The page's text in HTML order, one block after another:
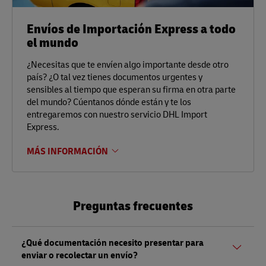
Envíos de Importación Express a todo
el mundo
¿Necesitas que te envíen algo importante desde otro
país? ¿O tal vez tienes documentos urgentes y
sensibles al tiempo que esperan su firma en otra parte
del mundo? Cúentanos dónde están y te los
entregaremos con nuestro servicio DHL Import
Express.
MÁS INFORMACIÓN
Preguntas frecuentes
¿Qué documentación necesito presentar para
enviar o recolectar un envío?